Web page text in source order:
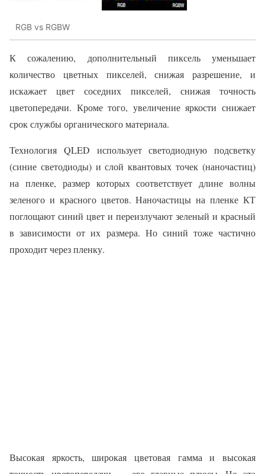
RGB vs RGBW
К сожалению, дополнительный пиксель уменьшает
количество цветных пикселей, снижая разрешение, и
искажает цвет соседних пикселей, снижая точность
цветопередачи. Кроме того, увеличение яркости снижает
срок службы органического материала.
Технология QLED использует светодиодную подсветку
(синие светодиоды) и слой квантовых точек (наночастиц)
на пленке, размер которых соответствует длине волны
зеленого и красного цветов. Наночастицы на пленке КТ
поглощают синий цвет и переизлучают зеленый и красный
в зависимости от их размера. Но синий тоже частично
проходит через пленку.
Высокая яркость, широкая цветовая гамма и высокая